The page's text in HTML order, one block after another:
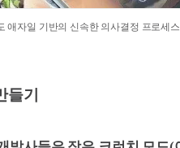
애자일 기반의 신속한 의사결정 프로세
기